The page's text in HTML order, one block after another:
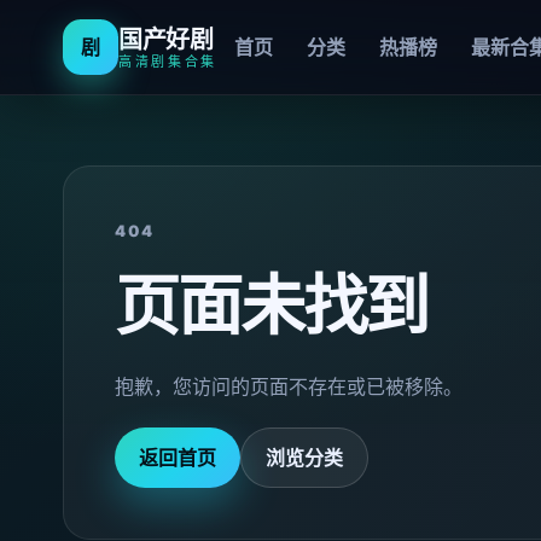
剧 国产好剧
高清剧集合集
首页 分类 热播榜 最新合
404
页面未找到
抱歉，您访问的页面不存在或已被移除。
返回首页 浏览分类